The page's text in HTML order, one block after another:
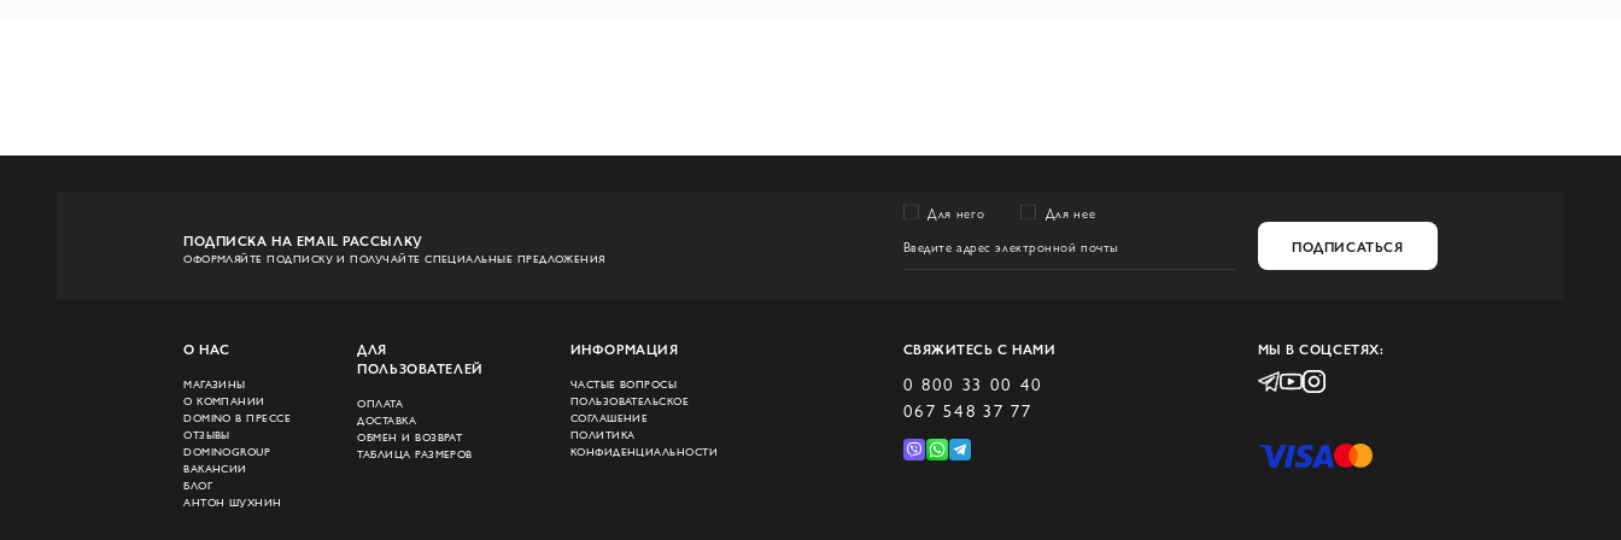
ПОДПИСКА НА EMAIL РАССЫЛКУ
ОФОРМЛЯЙТЕ ПОДПИСКУ И ПОЛУЧАЙТЕ СПЕЦИАЛЬНЫЕ ПРЕДЛОЖЕНИЯ
Для него
Для нее
ПОДПИСАТЬСЯ
О НАС
МАГАЗИНЫ
О КОМПАНИИ
DOMINO В ПРЕССЕ
ОТЗЫВЫ
DOMINOGROUP
ВАКАНСИИ
БЛОГ
АНТОН ШУХНИН
ДЛЯ
ПОЛЬЗОВАТЕЛЕЙ
ОПЛАТА
ДОСТАВКА
ОБМЕН И ВОЗВРАТ
ТАБЛИЦА РАЗМЕРОВ
ИНФОРМАЦИЯ
ЧАСТЫЕ ВОПРОСЫ
ПОЛЬЗОВАТЕЛЬСКОЕ
СОГЛАШЕНИЕ
ПОЛИТИКА
КОНФИДЕНЦИАЛЬНОСТИ
СВЯЖИТЕСЬ С НАМИ
0 800 33 00 40
067 548 37 77
МЫ В СОЦСЕТЯХ: